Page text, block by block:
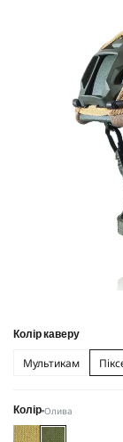
Колір каверу
Мультикам
Колір Олива